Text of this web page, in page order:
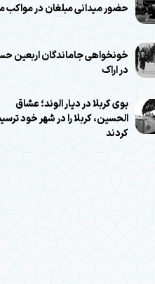
حضور میدانی مبلغان در مواکب
خونخواهی جاماندگان اربعین
در اراک
بوی کربلا در دیار الوند؛ عشاق
الحسین، کربلا را در شهر خود
کردند